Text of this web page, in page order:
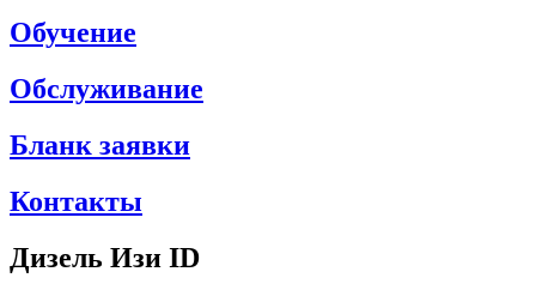
Обучение
Обслуживание
Бланк заявки
Контакты
Дизель Изи ID